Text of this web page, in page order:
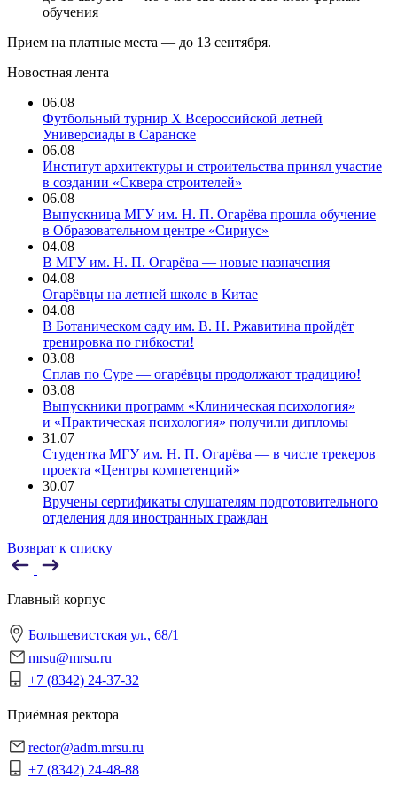
обучения
Прием на платные места — до 13 сентября.
Новостная лента
06.08
Футбольный турнир X Всероссийской летней
Универсиады в Саранске
06.08
Институт архитектуры и строительства принял участие
в создании «Сквера строителей»
06.08
Выпускница МГУ им. Н. П. Огарёва прошла обучение
в Образовательном центре «Сириус»
04.08
В МГУ им. Н. П. Огарёва — новые назначения
04.08
Огарёвцы на летней школе в Китае
04.08
В Ботаническом саду им. В. Н. Ржавитина пройдёт
тренировка по гибкости!
03.08
Сплав по Суре — огарёвцы продолжают традицию!
03.08
Выпускники программ «Клиническая психология»
и «Практическая психология» получили дипломы
31.07
Студентка МГУ им. Н. П. Огарёва — в числе трекеров
проекта «Центры компетенций»
30.07
Вручены сертификаты слушателям подготовительного
отделения для иностранных граждан
Возврат к списку
Главный корпус
Большевистская ул., 68/1
mrsu@mrsu.ru
+7 (8342) 24-37-32
Приёмная ректора
rector@adm.mrsu.ru
+7 (8342) 24-48-88